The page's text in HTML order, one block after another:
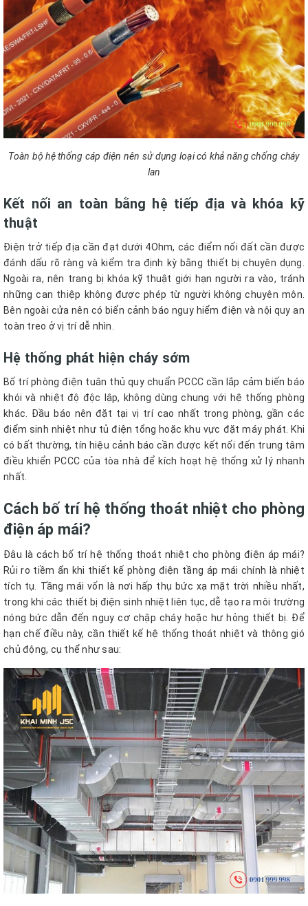
Toàn bộ hệ thống cáp điện nên sử dụng loại có khả năng chống cháy
lan
Kết nối an toàn bằng hệ tiếp địa và khóa kỹ
thuật
Điện trở tiếp địa cần đạt dưới 4Ohm, các điểm nối đất cần được
đánh dấu rõ ràng và kiểm tra định kỳ bằng thiết bị chuyên dụng.
Ngoài ra, nên trang bị khóa kỹ thuật giới hạn người ra vào, tránh
những can thiệp không được phép từ người không chuyên môn.
Bên ngoài cửa nên có biển cảnh báo nguy hiểm điện và nội quy an
toàn treo ở vị trí dễ nhìn.
Hệ thống phát hiện cháy sớm
Bố trí phòng điện tuân thủ quy chuẩn PCCC cần lắp cảm biến báo
khói và nhiệt độ độc lập, không dùng chung với hệ thống phòng
khác. Đầu báo nên đặt tại vị trí cao nhất trong phòng, gần các
điểm sinh nhiệt như tủ điện tổng hoặc khu vực đặt máy phát. Khi
có bất thường, tín hiệu cảnh báo cần được kết nối đến trung tâm
điều khiển PCCC của tòa nhà để kích hoạt hệ thống xử lý nhanh
nhất.
Cách bố trí hệ thống thoát nhiệt cho phòng
điện áp mái?
Đâu là cách bố trí hệ thống thoát nhiệt cho phòng điện áp mái?
Rủi ro tiềm ẩn khi thiết kế phòng điện tầng áp mái chính là nhiệt
tích tụ. Tầng mái vốn là nơi hấp thụ bức xạ mặt trời nhiều nhất,
trong khi các thiết bị điện sinh nhiệt liên tục, dễ tạo ra môi trường
nóng bức dẫn đến nguy cơ chập cháy hoặc hư hỏng thiết bị. Để
hạn chế điều này, cần thiết kế hệ thống thoát nhiệt và thông gió
chủ động, cụ thể như sau: